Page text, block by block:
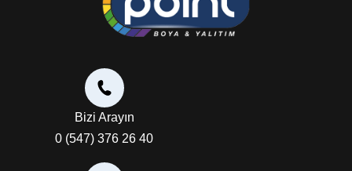
0 (547) 376 26 40
Bizi Arayın